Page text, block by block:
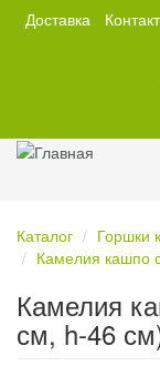
Перейти
Доставка
Каталог
Горшки
Камелия кашпо
Камелия
см, h-46